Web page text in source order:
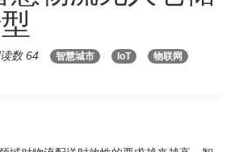
数 64 智慧城市 IoT
物联网